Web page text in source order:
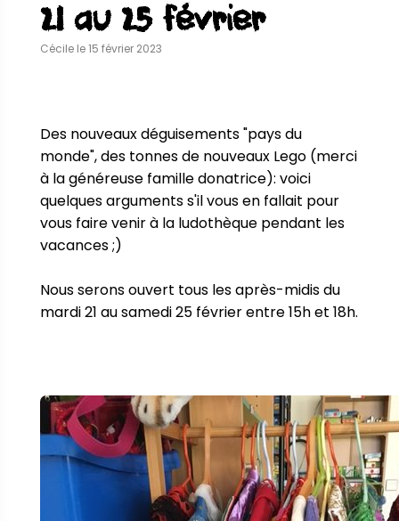
21 au 25 février
Cécile le 15 février 2023
Des nouveaux déguisements "pays du
monde", des tonnes de nouveaux Lego (merci
à la généreuse famille donatrice): voici
quelques arguments s'il vous en fallait pour
vous faire venir à la ludothèque pendant les
vacances ;)
Nous serons ouvert tous les après-midis du
mardi 21 au samedi 25 février entre 15h et 18h.